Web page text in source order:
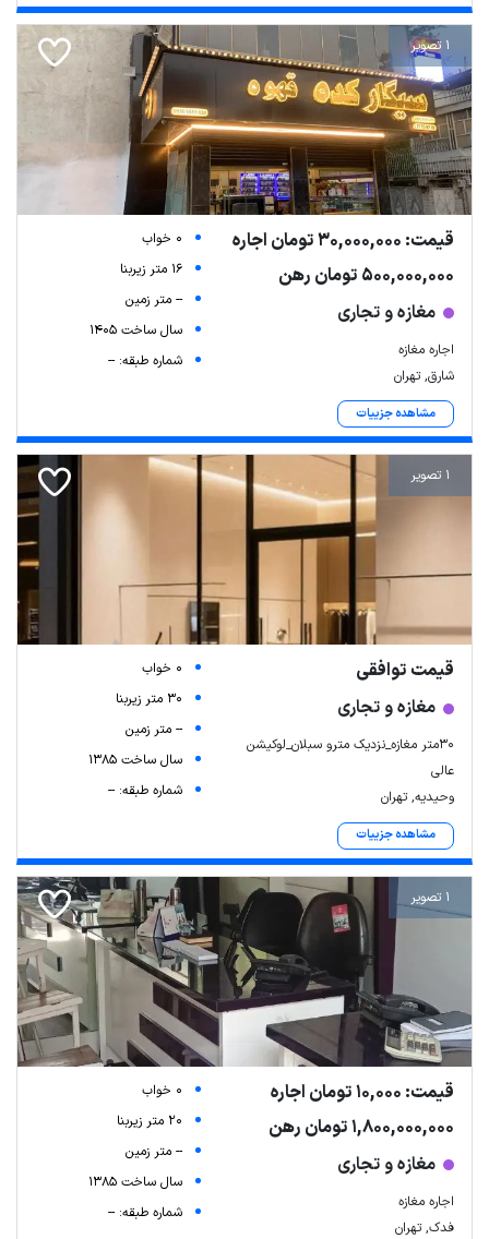
1 تصویر
قیمت: 30,000,000 تومان اجاره
500,000,000 تومان رهن
مغازه و تجاری
اجاره مغازه
شارق, تهران
مشاهده جزییات
0 خواب
16 متر زیربنا
-- متر زمین
سال ساخت 1405
شماره طبقه: --
1 تصویر
قیمت توافقی
مغازه و تجاری
۳۰متر مغازه_نزدیک مترو سبلان_لوکیشن
عالی
وحیدیه, تهران
مشاهده جزییات
0 خواب
30 متر زیربنا
-- متر زمین
سال ساخت 1385
شماره طبقه: --
1 تصویر
قیمت: 10,000 تومان اجاره
1,800,000,000 تومان رهن
مغازه و تجاری
اجاره مغازه
فدک, تهران
0 خواب
20 متر زیربنا
-- متر زمین
سال ساخت 1385
شماره طبقه: --